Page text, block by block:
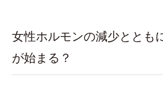
女性ホルモンの減少ととも
が始まる？